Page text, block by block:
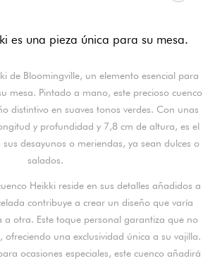
es una pieza única para su mesa.
de Bloomingville, un elemento esencial para
mesa. Pintado a mano, este precioso cuenco
distintivo en suaves tonos verdes. Con unas
y profundidad y 7,8 cm de altura, es el
desayunos o meriendas, ya sean dulces o
salados.
Heikki reside en sus detalles añadidos a
contribuye a crear un diseño que varía
a otra. Este toque personal garantiza que no
ofreciendo una exclusividad única a su vajilla.
ocasiones especiales, este cuenco añadirá